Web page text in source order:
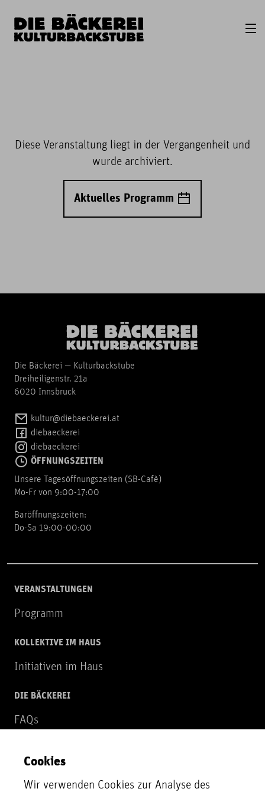
Diese Veranstaltung liegt in der Vergangenheit und
wurde archiviert.
Aktuelles Programm
Die Bäckerei — Kulturbackstube
Dreiheiligenstr. 21a
6020 Innsbruck
kultur@diebaeckerei.at
diebaeckerei
diebaeckerei
ÖFFNUNGSZEITEN
Unsere Tagesöffnungszeiten (SB-Cafè)
Mo-Fr von 9:00-17:00
Baröffnungszeiten:
Do-Sa 19:00-00:00
VERANSTALTUNGEN
Programm
KOLLEKTIVE IM HAUS
Initiativen im Haus
DIE BÄCKEREI
FAQs
NEWSLETTER
Zur Newsletter Anmeldung
Cookies
Wir verwenden Cookies zur Analyse des